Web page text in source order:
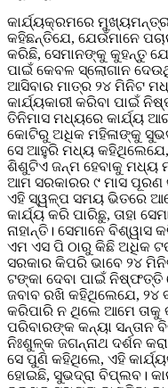
କାର୍ଯ୍ୟକ୍ରମରେ
କହିଛନ୍ତିଯେ, ଯେଉଁମାନେ
କରିଛି, ସେମାନଙ୍କୁ କୁହନ୍ତୁ
ପାଇଁ କେବଳ ସ୍ଲୋଗାନ
ଆସିବାର ମାତ୍ର ୨୪ ମିନିଟ
କାର୍ଯ୍ୟକାରୀ କରିବା ପାଇଁ
ତିନିମାସ ମଧ୍ୟରେ କାର୍ଯ୍ୟ
କୋଟିରୁ ଅଧିକ ମହିଳାଙ୍କୁ
ସେ ଆହୁରି ମଧ୍ୟ
ଶିଶୁଟିଏ ଜନ୍ମ ହେବାକୁ ମଧ୍ୟ
ଆମ ସରକାରର ୯ ମାସ ପୂରଣ
ଏହି ସ୍ୱଳ୍ପ ସମୟ ଭିତରେ
କାର୍ଯ୍ୟ କରି ପାରିଛୁ, ତାହା
ନାହାନ୍ତି। ସେମାନେ ବିଶ୍ୱାସ
ଏମ ଏସ ପି ଠାରୁ କିଛି ଅଧିକ
ସରକାର କିପରି ଭାବେ ୨୪
ଟଙ୍କା ଦେବା ପାଇଁ
ଜବାବ ରଖି କହିଥିଲେଯେ, ୨୪
କରିପାରି ନ ଥିଲେ ଆମେ ତାକୁ
ପରିବାରଙ୍କ କନ୍ୟା ସନ୍ତାନ
ନିଃଶୁଳ୍କ ଜଗନ୍ନାଥ ଦର୍ଶନ
ସେ ପୁଣି କହିଥିଲେ, ଏହି
ହୋଇଛି, ସୁଭଦ୍ରା ବିପ୍ଲବ।